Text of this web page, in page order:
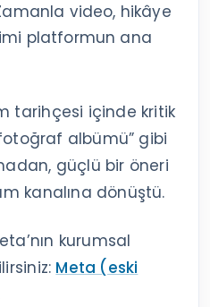
video, hikâye
platformun ana
tarihçesi içinde kritik
albümü” gibi
güçlü bir öneri
kanalına dönüştü.
kurumsal
Meta (eski